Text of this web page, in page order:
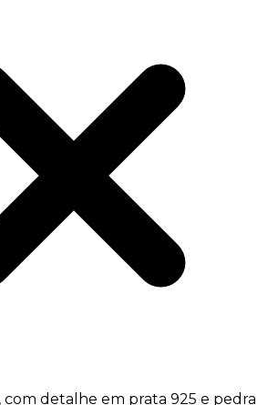
com detalhe em prata 925 e pedra